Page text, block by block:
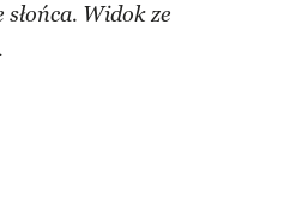
słońca. Widok ze